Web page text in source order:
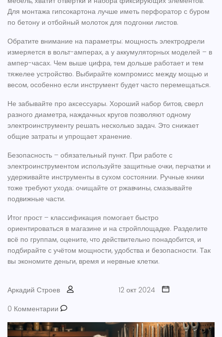
Для монтажа гипсокартона лучше иметь перфоратор с буром
по бетону и отбойный молоток для подгонки листов.
Обратите внимание на параметры: мощность электродрели
измеряется в вольт-амперах, а у аккумуляторных моделей – в
ампер-часах. Чем выше цифра, тем дольше работает и тем
тяжелее устройство. Выбирайте компромисс между мощью и
весом, особенно если инструмент будет часто перемещаться.
Не забывайте про аксессуары. Хороший набор битов, сверл
разного диаметра, наждачных кругов позволяют одному
электроинструменту решать несколько задач. Это снижает
общие затраты и упрощает хранение.
Безопасность – обязательный пункт. При работе с
электроинструментом используйте защитные очки, перчатки и
удерживайте инструменты в сухом состоянии. Ручные кники
тоже требуют ухода: очищайте от ржавчины, смазывайте
подвижные части.
Итог прост – классификация помогает быстро
ориентироваться в магазине и на стройплощадке. Разделите
всё по группам, оцените, что действительно понадобится, и
подбирайте с учётом мощности, удобства и безопасности. Так
вы экономите деньги, время и нервные клетки.
Аркадий Строев
12 окт 2024
0 Комментарии